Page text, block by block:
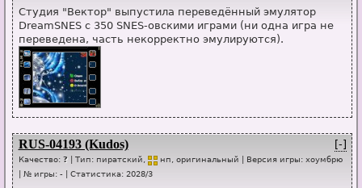
Студия "Вектор" выпустила переведённый эмулятор
DreamSNES с 350 SNES-овскими играми (ни одна игра не
переведена, часть некорректно эмулируются).
[-]
RUS-04193 (Kudos)
Качество: ? | Тип: пиратский, нп , оригинальный | Версия игры: хоумбрю
| № игры: - Статистика: 2028/3